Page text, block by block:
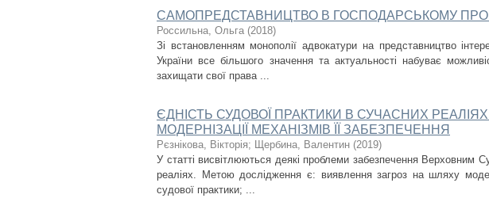
САМОПРЕДСТАВНИЦТВО В ГОСПОДАРСЬКОМУ
Россильна, Ольга (2018)
Зі встановленням монополії адвокатури на представництво
України все більшого значення та актуальності набуває
захищати свої права ...
ЄДНІСТЬ СУДОВОЇ ПРАКТИКИ В СУЧАСНИХ
МОДЕРНІЗАЦІЇ МЕХАНІЗМІВ ЇЇ ЗАБЕЗПЕЧЕННЯ
Рєзнікова, Вікторія; Щербина, Валентин (2019)
У статті висвітлюються деякі проблеми забезпечення Верховним
реаліях. Метою дослідження є: виявлення загроз на шляху
судової практики; ...